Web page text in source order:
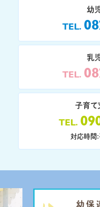
幼
TEL
乳
TEL
子育て
TEL
対応時間